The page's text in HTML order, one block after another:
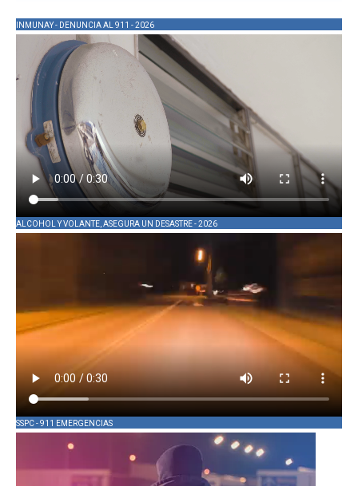
INMUNAY - DENUNCIA AL 911 - 2026
ALCOHOL Y VOLANTE, ASEGURA UN DESASTRE - 2026
SSPC - 911 EMERGENCIAS